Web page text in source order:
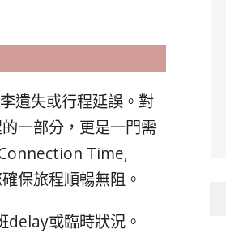
遺失或行程延誤。對
一部分，更是一門需
Time,
保旅程順暢無阻。
delay或臨時狀況。